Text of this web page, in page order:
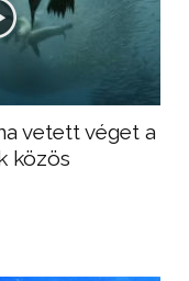
vetett véget a
közös